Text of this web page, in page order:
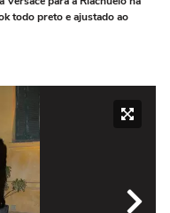
todo preto e ajustado ao